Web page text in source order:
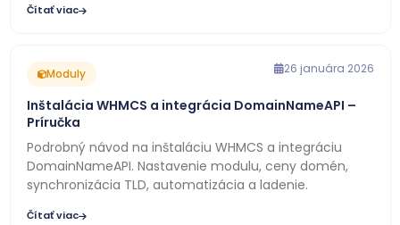
Čítať viac
Moduly 26 januára 2026
Inštalácia WHMCS a integrácia DomainNameAPI –
Príručka
Podrobný návod na inštaláciu WHMCS a integráciu
DomainNameAPI. Nastavenie modulu, ceny domén,
synchronizácia TLD, automatizácia a ladenie.
Čítať viac